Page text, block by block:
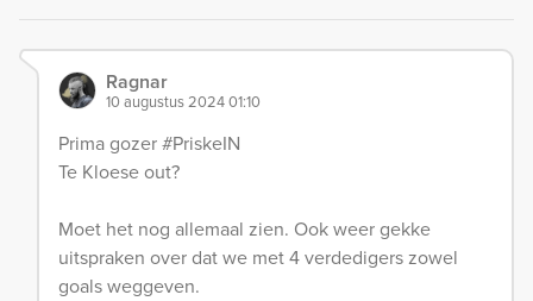
Ragnar
10 augustus 2024 01:10
Prima gozer #PriskeIN
Te Kloese out?
Moet het nog allemaal zien. Ook weer gekke
uitspraken over dat we met 4 verdedigers zowel
goals weggeven.